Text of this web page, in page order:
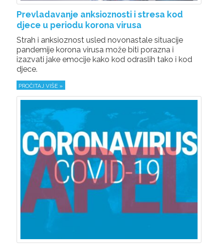
Prevladavanje anksioznosti i stresa kod
djece u periodu korona virusa
Strah i anksioznost usled novonastale situacije
pandemije korona virusa može biti porazna i
izazvati jake emocije kako kod odraslih tako i kod
djece.
PROČITAJ VIŠE »